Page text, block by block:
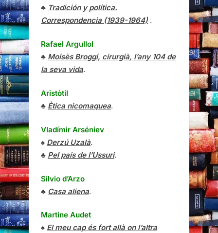
♣ Tradición y política.
Correspondencia (1939-1964) .
Rafael Argullol
♣ Moisès Broggi, cirurgià, l’any 104 de
la seva vida.
Aristòtil
♣ Ètica nicomaquea.
Vladímir Arséniev
♠ Derzú Uzalà.
♣ Pel país de l’Ussuri.
Silvio d’Arzo
♣ Casa aliena.
Martine Audet
♠ El meu cap és fort allà on l’altra